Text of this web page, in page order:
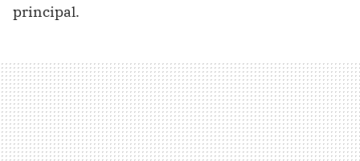
principal.